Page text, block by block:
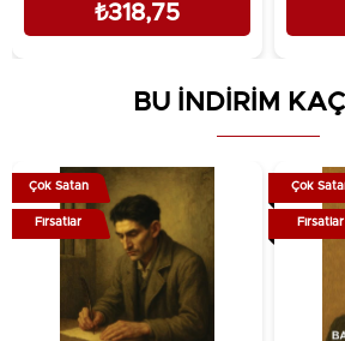
₺318,75
BU İNDİRİM
Çok Satan
Fırsatlar
Çok
Fırsatlar